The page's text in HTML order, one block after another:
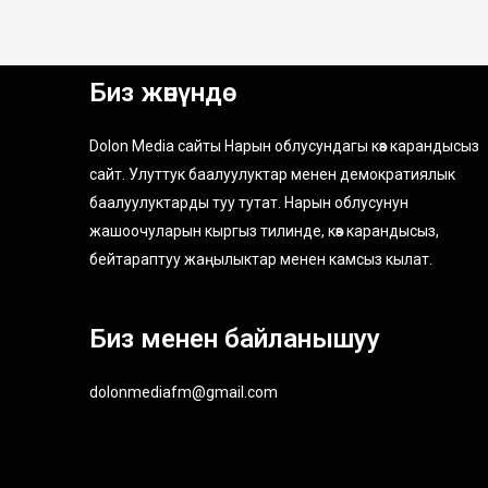
Биз жөнүндө
Dolon Media сайты Нарын облусундагы көз карандысыз
сайт. Улуттук баалуулуктар менен демократиялык
баалуулуктарды туу тутат. Нарын облусунун
жашоочуларын кыргыз тилинде, көз карандысыз,
бейтараптуу жаңылыктар менен камсыз кылат.
Биз менен байланышуу
dolonmediafm@gmail.com